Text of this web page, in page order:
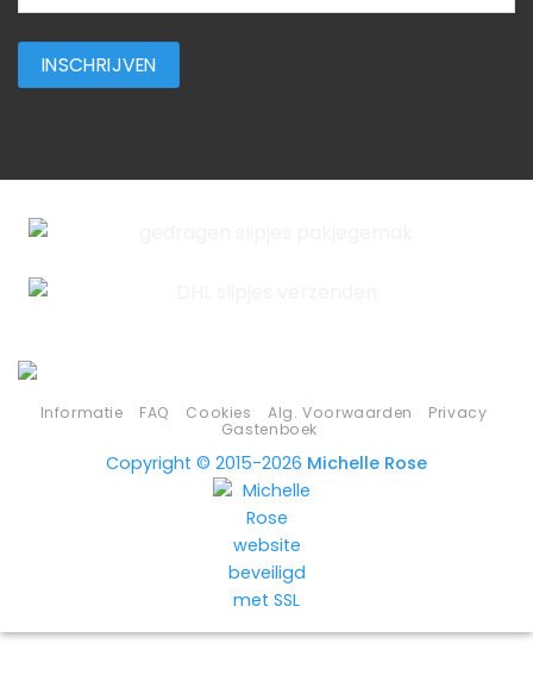
Informatie FAQ Cookies Alg. Voorwaarden
Privacy
Gastenboek
Copyright © 2015-2026 Michelle Rose